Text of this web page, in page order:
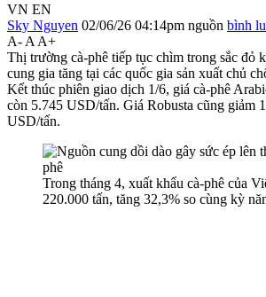
VN EN
Sky Nguyen 02/06/26 04:14pm nguồn bình
A- A A+
Thị trường cà-phê tiếp tục chìm trong sắc đỏ
cung gia tăng tại các quốc gia sản xuất chủ
Kết thúc phiên giao dịch 1/6, giá cà-phê
còn 5.745 USD/tấn. Giá Robusta cũng giảm
USD/tấn.
Trong tháng 4, xuất khẩu cà-phê của
220.000 tấn, tăng 32,3% so cùng kỳ